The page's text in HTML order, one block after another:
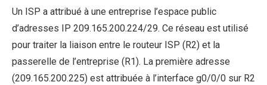
Un ISP a attribué à une entreprise l’espace public
d’adresses IP 209.165.200.224/29. Ce réseau est utilisé
pour traiter la liaison entre le routeur ISP (R2) et la
passerelle de l’entreprise (R1). La première adresse
(209.165.200.225) est attribuée à l’interface g0/0/0 sur R2